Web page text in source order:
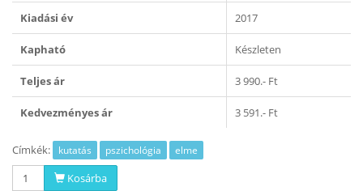
Kiadási év 2017
Kapható Készleten
Teljes ár 3 990.- Ft
Kedvezményes ár 3 591.- Ft
Címkék: kutatás pszichológia elme
Kosárba